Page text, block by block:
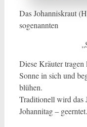
Das Johanniskraut
sogenannten
Diese Kräuter
Sonne in sich und
blühen.
Traditionell wird das
Johannitag – geerntet.